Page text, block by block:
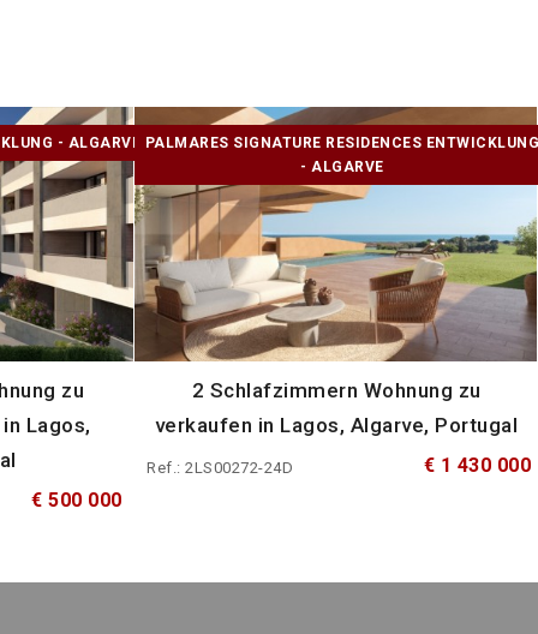
- ALGARVE
zu
Lagos,
€ 500 000
PALMARES SIGNATURE RESIDENCES
- ALGARVE
2 Schlafzimmern Wohnung zu
verkaufen in Lagos, Algarve, Portugal
Ref.: 2LS00272-24D € 1 430 000